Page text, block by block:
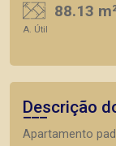
88.13
A. Útil
Descrição
Apartamento